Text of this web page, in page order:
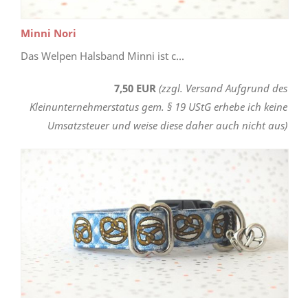
Minni Nori
Das Welpen Halsband Minni ist c...
7,50 EUR (zzgl. Versand Aufgrund des
Kleinunternehmerstatus gem. § 19 UStG erhebe ich keine
Umsatzsteuer und weise diese daher auch nicht aus)